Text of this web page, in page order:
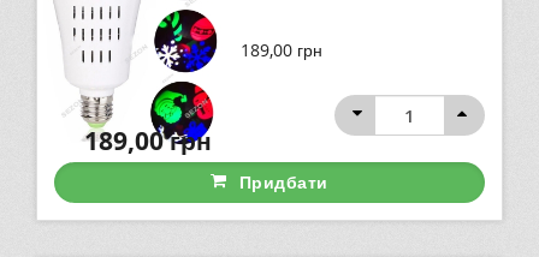
189,00 грн
189,00грн
Придбати